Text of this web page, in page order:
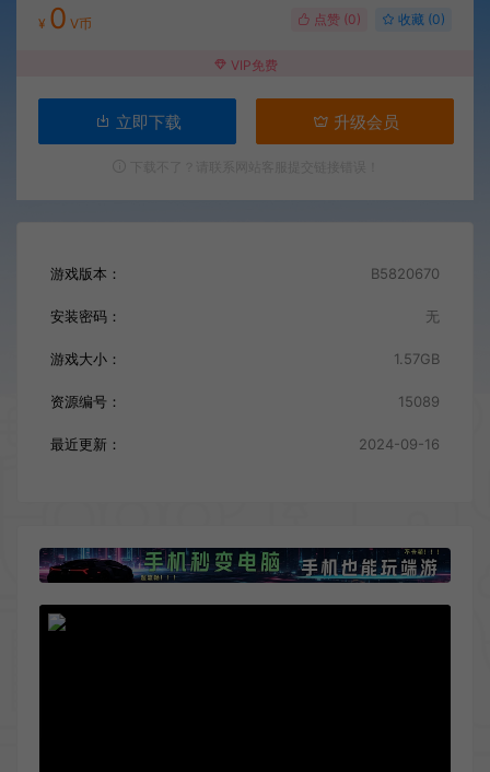
¥ 0 V币 点赞 (0) 收藏 (0)
VIP免费
立即下载 升级会员
游戏版本： B5820670
安装密码： 无
游戏大小： 1.57GB
资源编号： 15089
最近更新： 2024-09-16